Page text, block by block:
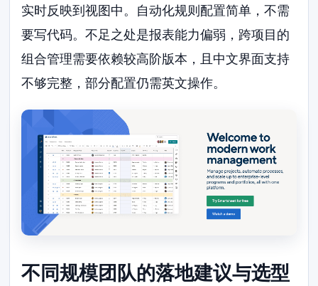
实时反映到视图中。自动化规则配置简单，不需
要写代码。不足之处是报表能力偏弱，跨项目的
组合管理需要依赖较高阶版本，且中文界面支持
不够完整，部分配置仍需英文操作。
不同规模团队的落地建议与选型